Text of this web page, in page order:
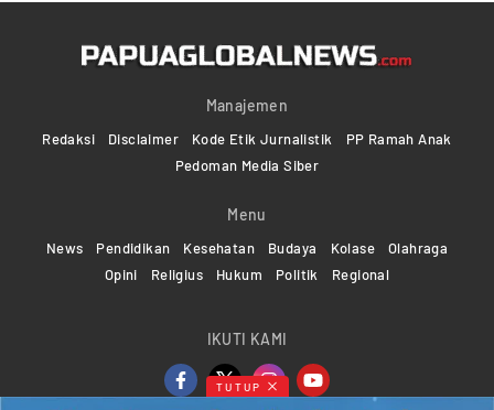
Manajemen
Redaksi Disclaimer Kode Etik Jurnalistik
PP Ramah Anak
Pedoman Media Siber
Menu
News Pendidikan Kesehatan Budaya Kolase
Olahraga
Opini
Religius Hukum Politik Regional
IKUTI KAMI
TUTUP